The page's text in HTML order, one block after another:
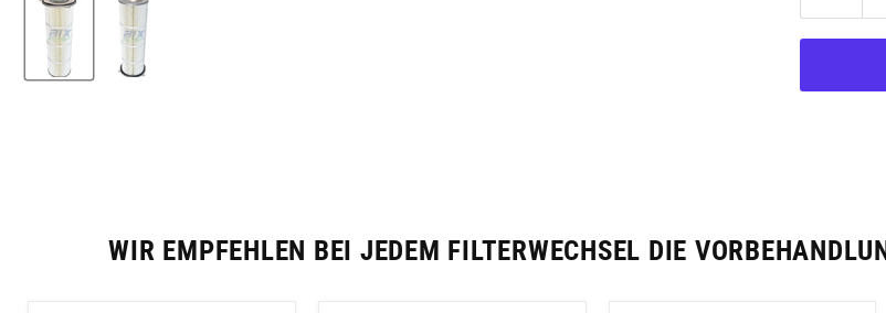
WIR EMPFEHLEN BEI JEDEM FILTERWECHSEL DIE